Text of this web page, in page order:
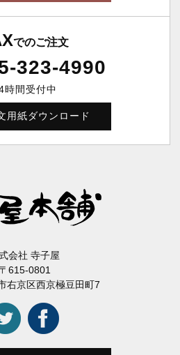
でのご注文
323-4990
時間受付中
用紙ダウンロード
会社 寺子屋
〒615-0801
右京区西京極豆田町7